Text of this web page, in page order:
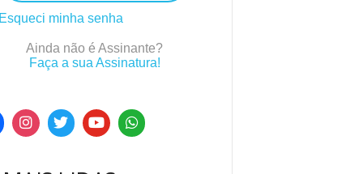
Esqueci minha senha
Ainda não é Assinante?
Faça a sua Assinatura!